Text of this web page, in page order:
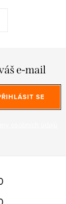
e-mail
SE